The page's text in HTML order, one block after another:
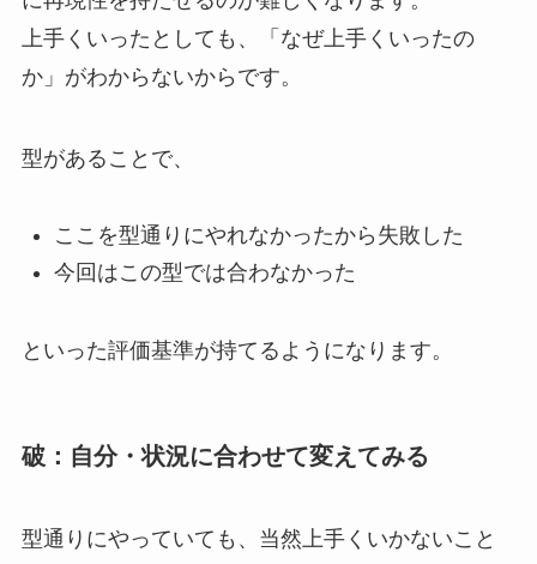
上手くいったとしても、「なぜ上手くいったの
か」がわからないからです。
型があることで、
ここを型通りにやれなかったから失敗した
今回はこの型では合わなかった
といった評価基準が持てるようになります。
破：自分・状況に合わせて変えてみる
型通りにやっていても、当然上手くいかないこと